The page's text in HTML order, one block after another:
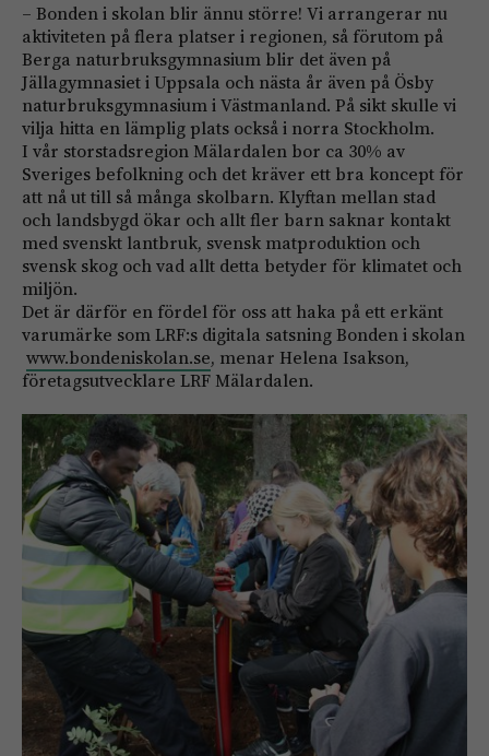
– Bonden i skolan blir ännu större! Vi arrangerar nu
aktiviteten på flera platser i regionen, så förutom på
Berga naturbruksgymnasium blir det även på
Jällagymnasiet i Uppsala och nästa år även på Ösby
naturbruksgymnasium i Västmanland. På sikt skulle vi
vilja hitta en lämplig plats också i norra Stockholm.
I vår storstadsregion Mälardalen bor ca 30% av
Sveriges befolkning och det kräver ett bra koncept för
att nå ut till så många skolbarn. Klyftan mellan stad
och landsbygd ökar och allt fler barn saknar kontakt
med svenskt lantbruk, svensk matproduktion och
svensk skog och vad allt detta betyder för klimatet och
miljön.
Det är därför en fördel för oss att haka på ett erkänt
varumärke som LRF:s digitala satsning Bonden i skolan
www.bondeniskolan.se, menar Helena Isakson,
företagsutvecklare LRF Mälardalen.